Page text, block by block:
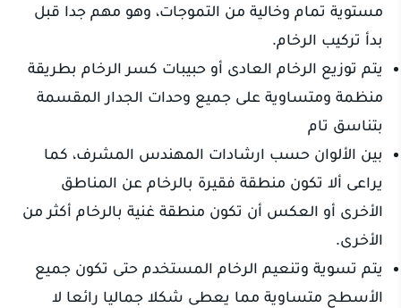
مستوية تمام وخالية من التموجات، وهو مهم جدا قبل
بدأ تركيب الرخام.
يتم توزيع الرخام العادى أو حبيبات كسر الرخام بطريقة
منظمة ومتساوية على جميع وحدات الجدار المقسمة
بتناسق تام
بين الألوان حسب ارشادات المهندس المشرف، كما
يراعى ألا تكون منطقة فقيرة بالرخام عن المناطق
الأخرى أو العكس أن تكون منطقة غنية بالرخام أكثر من
الأخرى.
يتم تسوية وتنعيم الرخام المستخدم حتى تكون جميع
الأسطح متساوية مما يعطى شكلا جماليا رائعا لا